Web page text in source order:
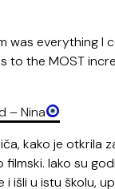
was everything I
to the MOST
– Nina
kako je otkrila
Iako su
i išli u istu školu,